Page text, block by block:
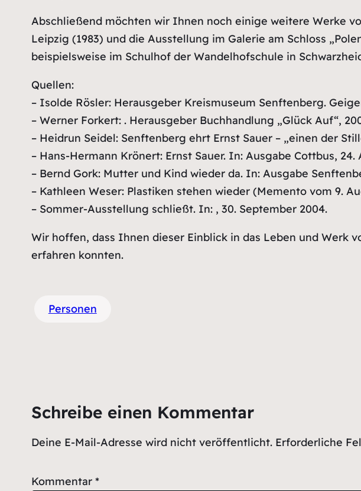
Abschließend möchten wir Ihnen noch einige weitere Werke
Leipzig (1983) und die Ausstellung im Galerie am Schloss
beispielsweise im Schulhof der Wandelhofschule in
Quellen:
– Isolde Rösler: Herausgeber Kreismuseum Senftenberg.
– Werner Forkert: . Herausgeber Buchhandlung „Glück Auf“,
– Heidrun Seidel: Senftenberg ehrt Ernst Sauer – „einen der
– Hans-Hermann Krönert: Ernst Sauer. In: Ausgabe Cottbus, 24.
– Bernd Gork: Mutter und Kind wieder da. In: Ausgabe
– Kathleen Weser: Plastiken stehen wieder (Memento vom 9.
– Sommer-Ausstellung schließt. In: , 30. September 2004.
Wir hoffen, dass Ihnen dieser Einblick in das Leben und Werk
erfahren konnten.
Personen
Schreibe einen Kommentar
Deine E-Mail-Adresse wird nicht veröffentlicht. Erforderliche
Kommentar *